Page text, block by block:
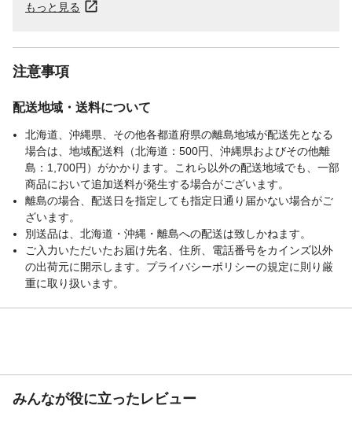
もっと見る
注意事項
配送地域・送料について
北海道、沖縄県、その他各都道府県の離島地域が配送先となる
場合は、地域配送料（北海道：500円、沖縄県およびその他離
島：1,700円）がかかります。これら以外の配送地域でも、一部
商品において追加送料が発生する場合がございます。
離島の場合、配送日を指定しても指定日通り届かない場合がご
ざいます。
別送品は、北海道・沖縄・離島への配送は致しかねます。
ご入力いただいたお届け先名、住所、電話番号をカインズ以外
の出荷元に開示します。プライバシーポリシーの規定に則り厳
重に取り扱います。
みんなが役に立ったレビュー